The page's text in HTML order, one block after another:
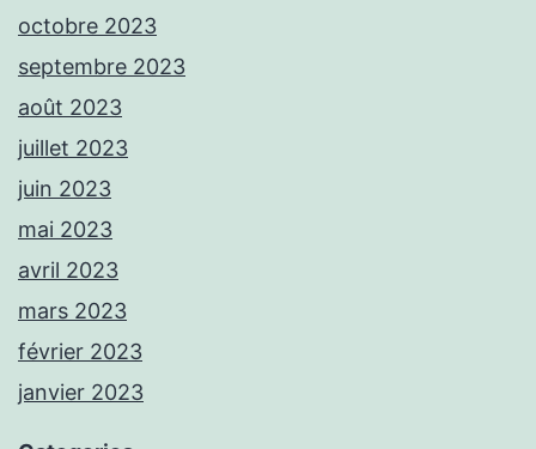
octobre 2023
septembre 2023
août 2023
juillet 2023
juin 2023
mai 2023
avril 2023
mars 2023
février 2023
janvier 2023